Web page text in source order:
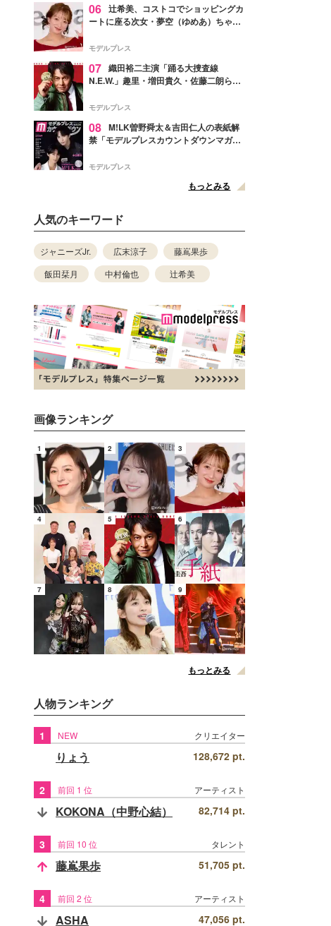
06 辻希美、コストコでショッピングカ
ートに座る次女・夢空（ゆめあ）ちゃん
ぎ」「成長を感じる」の声
モデルプレス
07 織田裕二主演「踊る大捜査線
N.E.W.」趣里・増田貴久・佐藤二朗ら新
徴する“謎のキーワード”も
モデルプレス
08 M!LK曽野舜太＆吉田仁人の表紙解
禁「モデルプレスカウントダウンマガジ
モデルプレス
もっとみる
人気のキーワード
ジャニーズJr. 広末涼子
藤嶌果歩
飯田栞月
中村倫也 辻希美
画像ランキング
1 2 3
4 5 6
7 8 9
もっとみる
人物ランキング
1 NEW クリエイター
りょう 128,672 pt.
2 前回 1 位 アーティスト
KOKONA（中野心結） 82,714 pt.
3 前回 10 位 タレント
藤嶌果歩 51,705 pt.
4 前回 2 位 アーティスト
ASHA 47,056 pt.